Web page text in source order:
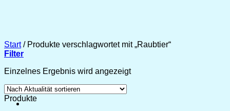
Start /Produkte verschlagwortet mit „Raubtier“
Filter
Einzelnes Ergebnis wird angezeigt
Produkte